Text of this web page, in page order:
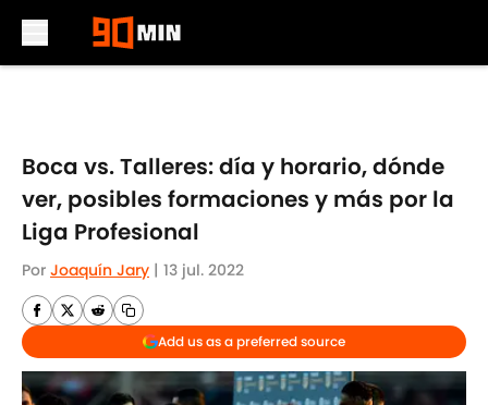
Boca vs. Talleres: día y horario, dónde
ver, posibles formaciones y más por la
Liga Profesional
Por Joaquín Jary | 13 jul. 2022
Add us as a preferred source